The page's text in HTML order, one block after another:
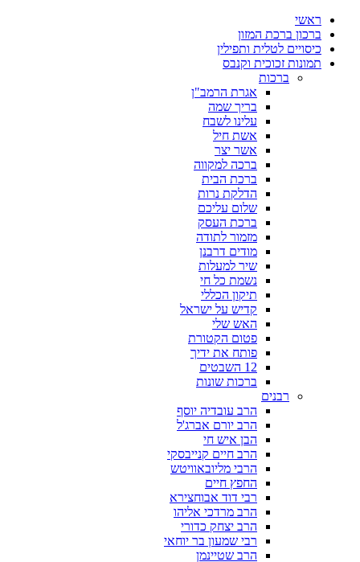
ראשי
ברכון ברכת המזון
כיסויים לטלית ותפילין
תמונות זכוכית וקנבס
ברכות
אגרת הרמב"ן
בריך שמה
עלינו לשבח
אשת חיל
אשר יצר
ברכה למקווה
ברכת הבית
הדלקת נרות
שלום עליכם
ברכת העסק
מזמור לתודה
מודים דרבנן
שיר למעלות
נשמת כל חי
תיקון הכללי
קדיש על ישראל
האש שלי
פטום הקטורת
פותח את ידיך
12 השבטים
ברכות שונות
רבנים
הרב עובדיה יוסף
הרב יורם אברג'ל
הבן איש חי
הרב חיים קנייבסקי
הרבי מליובאוויטש
החפץ חיים
רבי דוד אבוחצירא
הרב מרדכי אליהו
הרב יצחק כדורי
רבי שמעון בר יוחאי
הרב שטיינמן